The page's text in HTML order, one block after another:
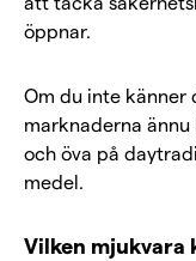
öppnar.
Om du inte känner
marknaderna
och öva på
medel.
Vilken mjukvara